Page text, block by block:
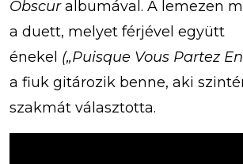
Obscuralbumával. A lemezen
a duett, melyet férjével együtt
énekel („Puisque Vous Partez
a fiuk gitározik benne, aki
szakmát választotta.